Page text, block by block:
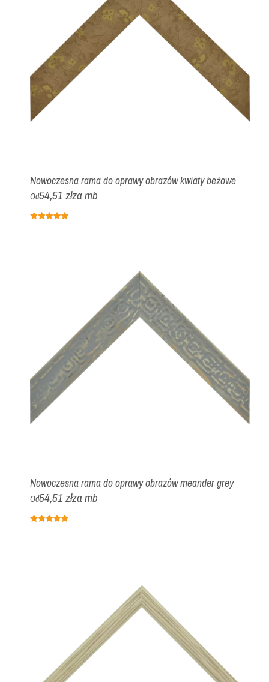
Nowoczesna rama do oprawy obrazów kwiaty beżowe
Od54,51 złza mb
Nowoczesna rama do oprawy obrazów meander grey
Od54,51 złza mb